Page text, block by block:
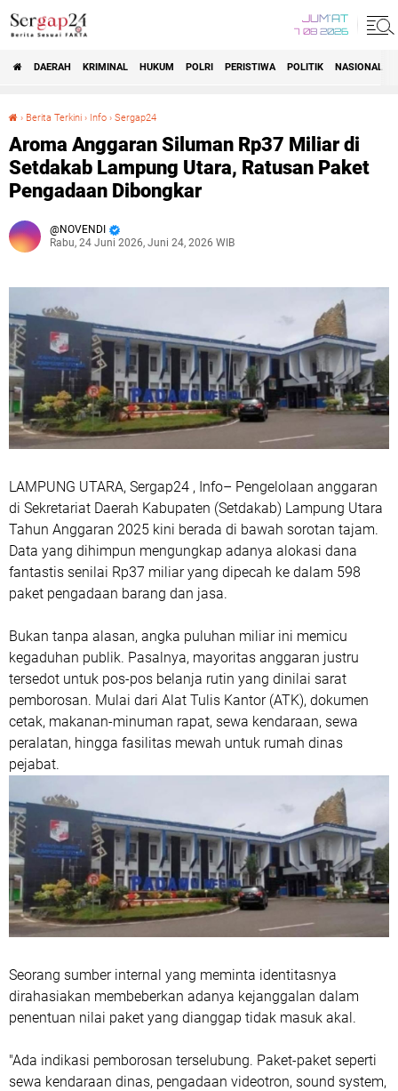
JUM'AT
7 08 2026
DAERAH KRIMINAL HUKUM POLRI PERISTIWA POLITIK NASIONAL
› Berita Terkini › Info › Sergap24
Aroma Anggaran Siluman Rp37 Miliar di
Setdakab Lampung Utara, Ratusan Paket
Pengadaan Dibongkar
NOVENDI
Rabu, 24 Juni 2026, Juni 24, 2026 WIB
LAMPUNG UTARA, Sergap24 , Info– Pengelolaan anggaran
di Sekretariat Daerah Kabupaten (Setdakab) Lampung Utara
Tahun Anggaran 2025 kini berada di bawah sorotan tajam.
Data yang dihimpun mengungkap adanya alokasi dana
fantastis senilai Rp37 miliar yang dipecah ke dalam 598
paket pengadaan barang dan jasa.
Bukan tanpa alasan, angka puluhan miliar ini memicu
kegaduhan publik. Pasalnya, mayoritas anggaran justru
tersedot untuk pos-pos belanja rutin yang dinilai sarat
pemborosan. Mulai dari Alat Tulis Kantor (ATK), dokumen
cetak, makanan-minuman rapat, sewa kendaraan, sewa
peralatan, hingga fasilitas mewah untuk rumah dinas
pejabat.
Seorang sumber internal yang meminta identitasnya
dirahasiakan membeberkan adanya kejanggalan dalam
penentuan nilai paket yang dianggap tidak masuk akal.
"Ada indikasi pemborosan terselubung. Paket-paket seperti
sewa kendaraan dinas, pengadaan videotron, sound system,